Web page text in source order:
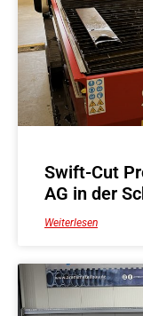
Swift-Cut
AG in der
Weiterlesen